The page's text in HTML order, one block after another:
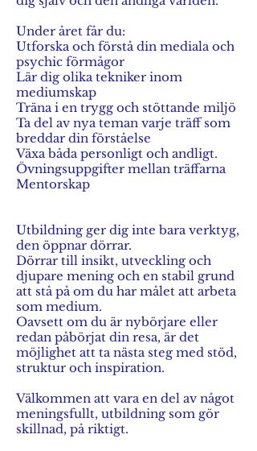
Under året får du:
Utforska och förstå din mediala och
psychic förmågor
Lär dig olika tekniker inom
mediumskap
Träna i en trygg och stöttande miljö
Ta del av nya teman varje träff som
breddar din förståelse
Växa båda personligt och andligt.
Övningsuppgifter mellan träffarna
Mentorskap
Utbildning ger dig inte bara verktyg,
den öppnar dörrar.
Dörrar till insikt, utveckling och
djupare mening och en stabil grund
att stå på om du har målet att arbeta
som medium.
Oavsett om du är nybörjare eller
redan påbörjat din resa, är det
möjlighet att ta nästa steg med stöd,
struktur och inspiration.
Välkommen att vara en del av något
meningsfullt, utbildning som gör
skillnad, på riktigt.